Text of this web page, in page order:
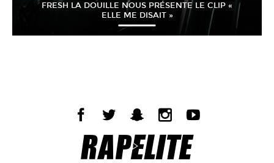
FRESH LA DOUILLE NOUS PRÉSENTE LE CLIP «
ELLE ME DISAIT »